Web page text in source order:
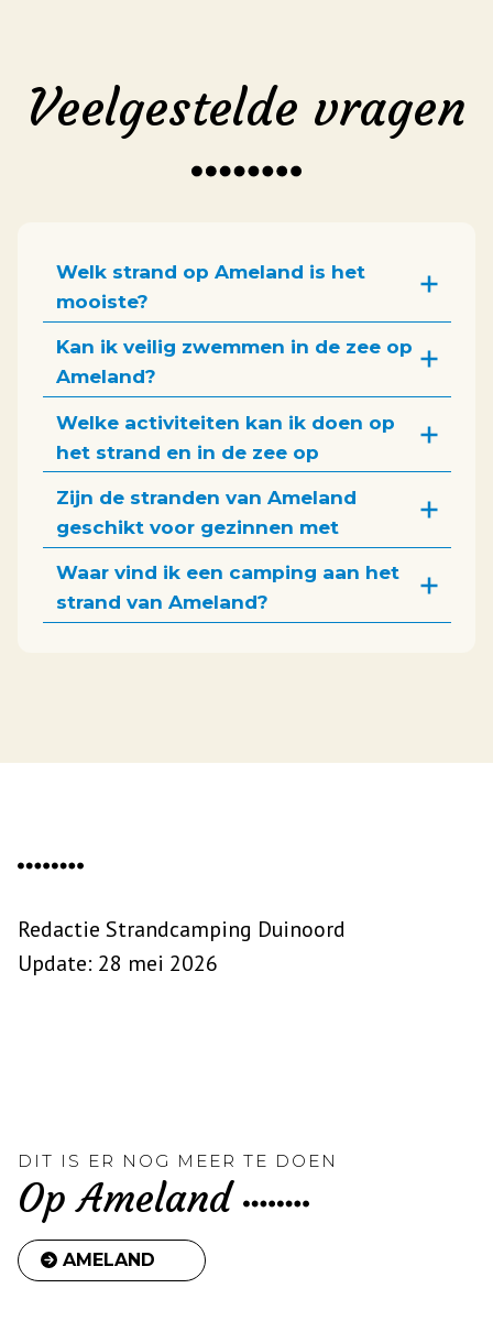
Veelgestelde vragen
Welk strand op Ameland is het
mooiste?
Kan ik veilig zwemmen in de zee op
Ameland?
Welke activiteiten kan ik doen op
het strand en in de zee op
Zijn de stranden van Ameland
geschikt voor gezinnen met
Waar vind ik een camping aan het
strand van Ameland?
Redactie Strandcamping Duinoord
Update: 28 mei 2026
DIT IS ER NOG MEER TE DOEN
Op Ameland
AMELAND